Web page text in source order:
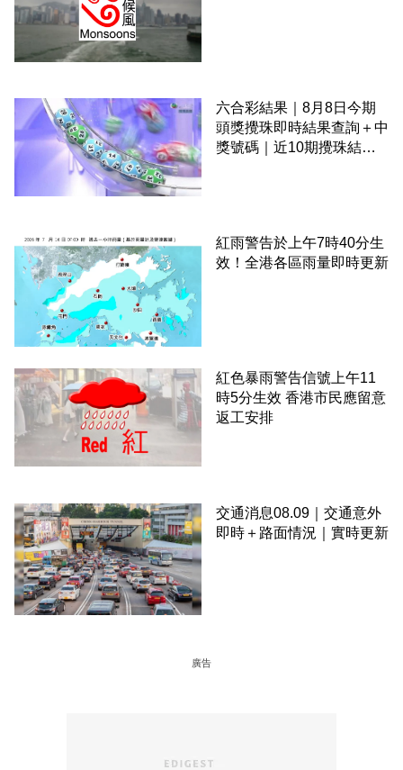
六合彩結果｜8月8日今期
頭獎攪珠即時結果查詢＋中
獎號碼｜近10期攪珠結果
紅雨警告於上午7時40分生
效！全港各區雨量即時更新
紅色暴雨警告信號上午11
時5分生效 香港市民應留意
返工安排
交通消息08.09｜交通意外
即時＋路面情況｜實時更新
廣告